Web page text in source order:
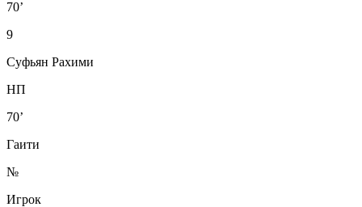
70’
9
Суфьян Рахими
НП
70’
Гаити
№
Игрок